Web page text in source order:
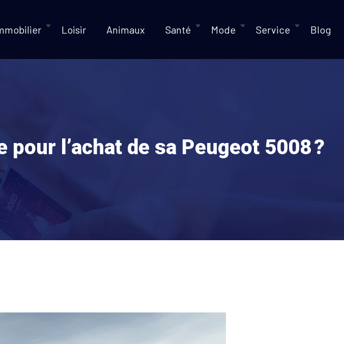
Loisir Animaux Santé Mode Service Blog
l’achat de sa Peugeot 5008 ?